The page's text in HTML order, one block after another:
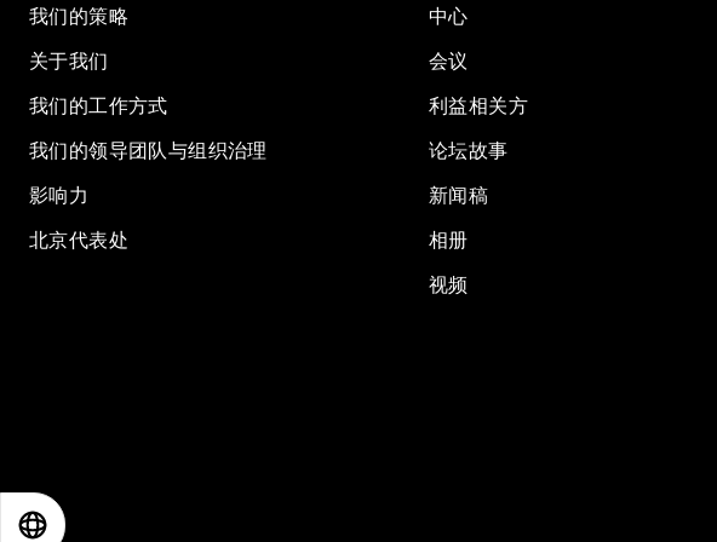
我们的策略
关于我们
我们的工作方式
我们的领导团队与组织治理
影响力
北京代表处
中心
会议
利益相关方
论坛故事
新闻稿
相册
视频